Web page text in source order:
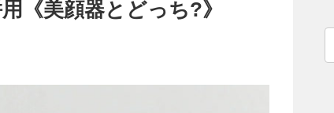
《美顔器とどっち?》